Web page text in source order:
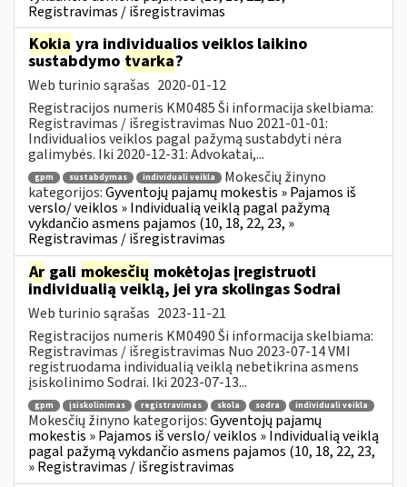
Registravimas / išregistravimas
Kokia yra individualios veiklos laikino
sustabdymo tvarka?
Web turinio sąrašas 2020-01-12
Registracijos numeris KM0485 Ši informacija skelbiama:
Registravimas / išregistravimas Nuo 2021-01-01:
Individualios veiklos pagal pažymą sustabdyti nėra
galimybės. Iki 2020-12-31: Advokatai,...
gpm sustabdymas individuali veikla
Mokesčių žinyno
kategorijos:Gyventojų pajamų mokestis » Pajamos iš
verslo/ veiklos » Individualią veiklą pagal pažymą
vykdančio asmens pajamos (10, 18, 22, 23, »
Registravimas / išregistravimas
Ar gali mokesčių mokėtojas įregistruoti
individualią veiklą, jei yra skolingas Sodrai
Web turinio sąrašas 2023-11-21
Registracijos numeris KM0490 Ši informacija skelbiama:
Registravimas / išregistravimas Nuo 2023-07-14 VMI
registruodama individualią veiklą nebetikrina asmens
įsiskolinimo Sodrai. Iki 2023-07-13...
gpm įsiskolinimas registravimas skola sodra individuali veikla
Mokesčių žinyno kategorijos:Gyventojų pajamų
mokestis » Pajamos iš verslo/ veiklos » Individualią veiklą
pagal pažymą vykdančio asmens pajamos (10, 18, 22, 23,
» Registravimas / išregistravimas